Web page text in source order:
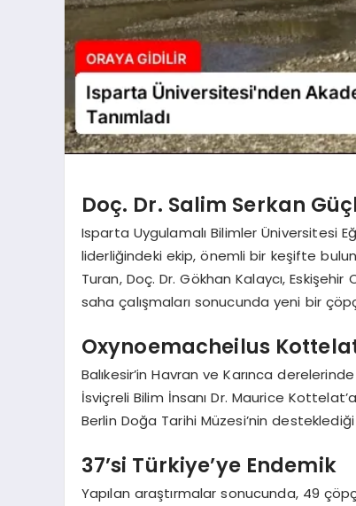
Doç. Dr. Salim Serkan
Isparta Uygulamalı Bilimler Üniversitesi
liderliğindeki ekip, önemli bir keşifte
Turan, Doç. Dr. Gökhan Kalaycı,
saha çalışmaları sonucunda yeni bir
Oxynoemacheilus
Balıkesir’in Havran ve Karınca
İsviçreli Bilim İnsanı Dr. Maurice
Berlin Doğa Tarihi Müzesi’nin
37’si Türkiye’ye Endemik
Yapılan araştırmalar sonucunda, 49